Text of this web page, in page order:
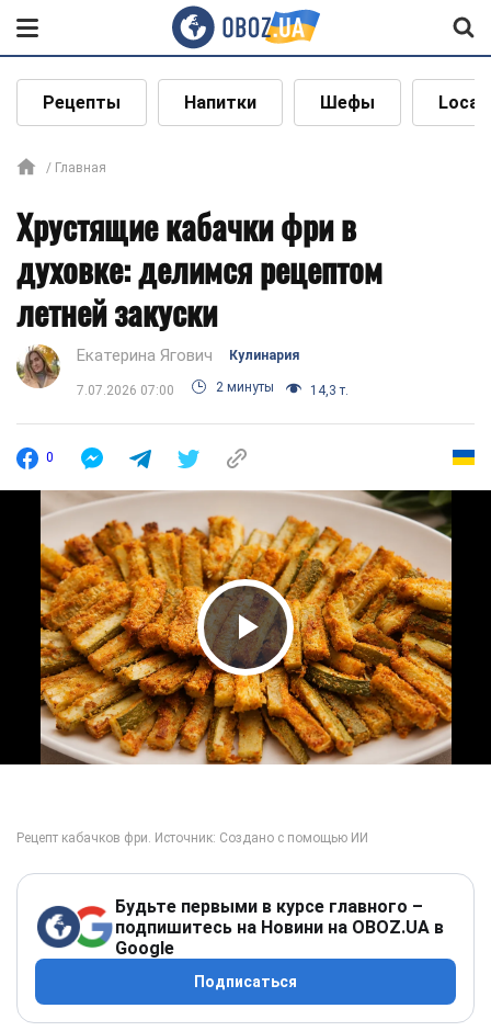
Рецепты Напитки Шефы Local
Главная
Хрустящие кабачки фри в
духовке: делимся рецептом
летней закуски
Екатерина Ягович Кулинария
7.07.2026 07:00 2 минуты 14,3 т.
0
Play Video
Будьте первыми в курсе главного –
подпишитесь на Новини на OBOZ.UA в
Google
Подписаться